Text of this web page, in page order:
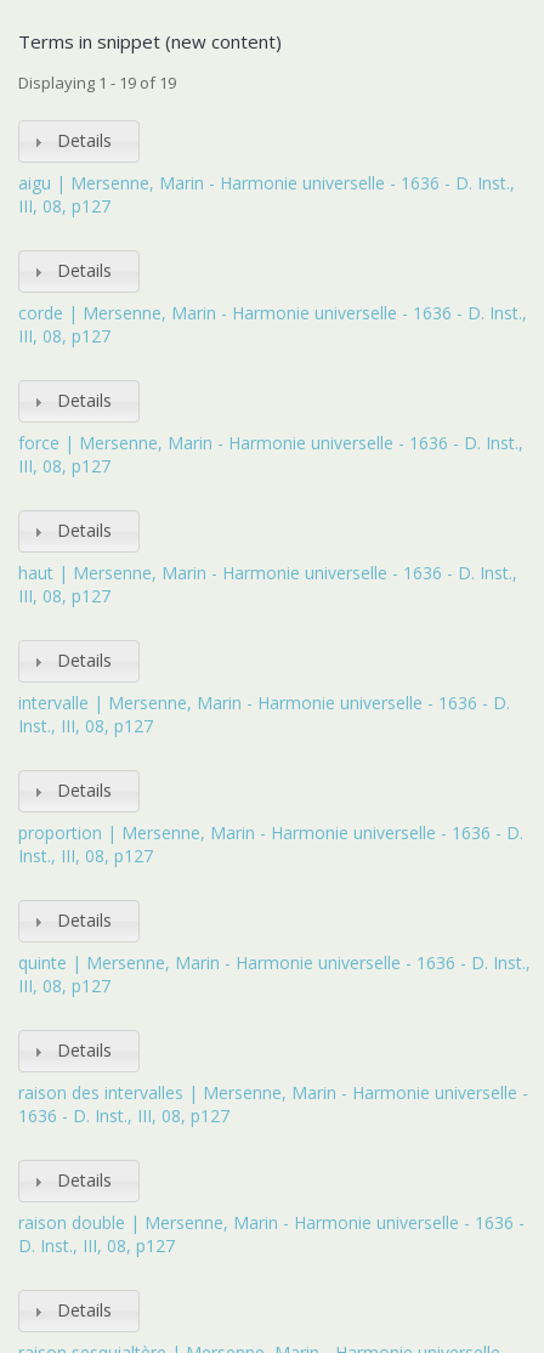
Terms in snippet (new content)
Displaying 1 - 19 of 19
Details
aigu | Mersenne, Marin - Harmonie universelle - 1636 - D. Inst.,
III, 08, p127
Details
corde | Mersenne, Marin - Harmonie universelle - 1636 - D. Inst.,
III, 08, p127
Details
force | Mersenne, Marin - Harmonie universelle - 1636 - D. Inst.,
III, 08, p127
Details
haut | Mersenne, Marin - Harmonie universelle - 1636 - D. Inst.,
III, 08, p127
Details
intervalle | Mersenne, Marin - Harmonie universelle - 1636 - D.
Inst., III, 08, p127
Details
proportion | Mersenne, Marin - Harmonie universelle - 1636 - D.
Inst., III, 08, p127
Details
quinte | Mersenne, Marin - Harmonie universelle - 1636 - D. Inst.,
III, 08, p127
Details
raison des intervalles | Mersenne, Marin - Harmonie universelle -
1636 - D. Inst., III, 08, p127
Details
raison double | Mersenne, Marin - Harmonie universelle - 1636 -
D. Inst., III, 08, p127
Details